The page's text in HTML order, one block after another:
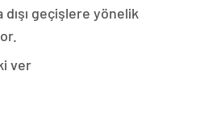
geçişlere yönelik
ver